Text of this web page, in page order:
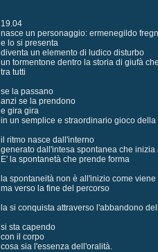
19.04
nasce un personaggio: ermenegildo
e lo si presenta
diventa un elemento di ludico disturbo
un tormentone dentro la storia di giufà
tra tutti
se la passano
anzi se la prendono
e gira gira
in un semplice e straordinario gioco
il ritmo nasce dall'interno
generato dall'intesa spontanea che inizia
E' la spontanetà che prende forma
la spontaneità non è all'inizio come
ma verso la fine del percorso
la si conquista attraverso l'abbandono
si sta capendo
con il corpo
cosa sia l'essenza dell'oralità.